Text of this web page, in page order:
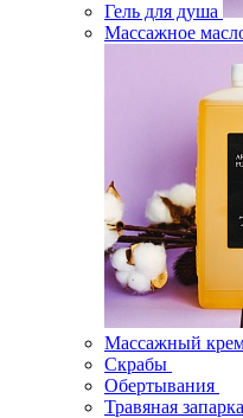
Гель для душа
Массажное
Массажный
Скрабы
Обертывания
Травяная